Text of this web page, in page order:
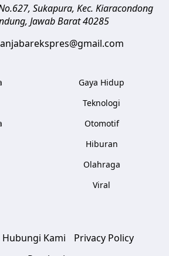
Sukapura, Kec. Kiaracondong
, Jawab Barat 40285
Gaya Hidup
Teknologi
Otomotif
Hiburan
Olahraga
Viral
Hubungi Kami
Privacy Policy